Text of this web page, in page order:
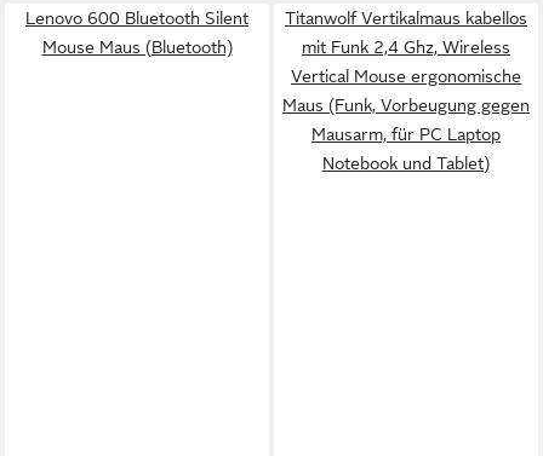
Lenovo 600 Bluetooth Silent
Mouse Maus (Bluetooth)
Titanwolf Vertikalmaus kabellos
mit Funk 2,4 Ghz, Wireless
Vertical Mouse ergonomische
Maus (Funk, Vorbeugung gegen
Mausarm, für PC Laptop
Notebook und Tablet)